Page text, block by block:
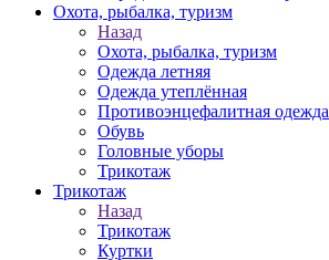
Охота, рыбалка, туризм
Назад
Охота, рыбалка, туризм
Одежда летняя
Одежда утеплённая
Противоэнцефалитная одежда
Обувь
Головные уборы
Трикотаж
Трикотаж
Назад
Трикотаж
Куртки